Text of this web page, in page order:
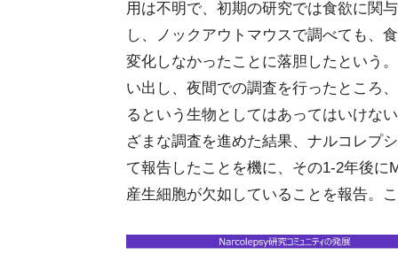
用は不明で、初期の研究では食欲に関
し、ノックアウトマウスで調べても、
変化しなかったことに落胆したという
い出し、夜間での調査を行ったところ
るという生物としてはあってはいけな
ざまな調査を進めた結果、ナルコレプ
て報告したことを機に、その1-2年後
産生細胞が欠如していることを報告。